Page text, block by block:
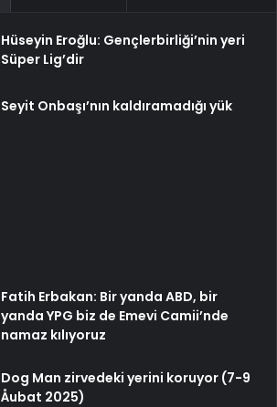
Hüseyin Eroğlu: Gençlerbirliği’nin yeri
Süper Lig’dir
Seyit Onbaşı’nın kaldıramadığı yük
Fatih Erbakan: Bir yanda ABD, bir
yanda YPG biz de Emevi Camii’nde
namaz kılıyoruz
Dog Man zirvedeki yerini koruyor (7-9
Åubat 2025)